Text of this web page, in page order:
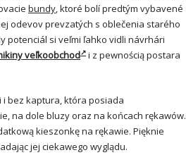
bundy, ktoré bolí predtým vybavené
odevov prevzatých s oblečenia starého
potenciál si veľmi ľahko vidli návrhári
veľkoobchod
i z pewnością postara
i bez kaptura, która posiada
na dole bluzy oraz na końcach rękawów.
kieszonkę na rękawie. Pięknie
jej ciekawego wyglądu.